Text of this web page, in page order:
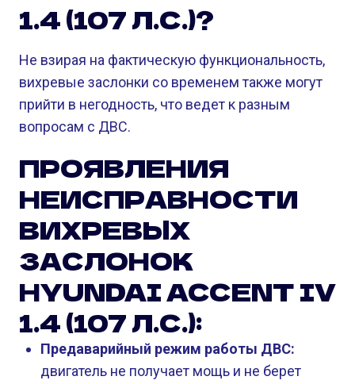
1.4 (107 Л.С.)?
Не взирая на фактическую функциональность,
вихревые заслонки со временем также могут
прийти в негодность, что ведет к разным
вопросам с ДВС.
ПРОЯВЛЕНИЯ
НЕИСПРАВНОСТИ
ВИХРЕВЫХ
ЗАСЛОНОК
HYUNDAI ACCENT IV
1.4 (107 Л.С.):
Предаварийный режим работы ДВС:
двигатель не получает мощь и не берет